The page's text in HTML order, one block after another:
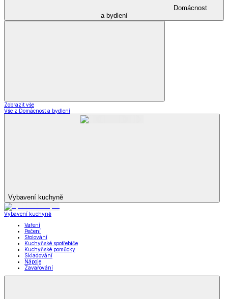
Domácnost
a bydlení
Zobrazit vše
Vše z Domácnost a bydlení
Vybavení kuchyně
Vybavení kuchyně
Vaření
Pečení
Stolování
Kuchyňské spotřebiče
Kuchyňské pomůcky
Skladování
Nápoje
Zavařování